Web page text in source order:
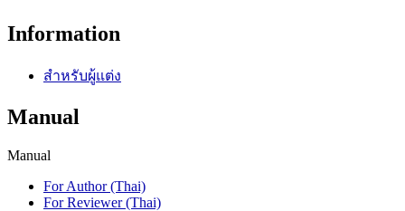
Information
สำหรับผู้แต่ง
Manual
Manual
For Author (Thai)
For Reviewer (Thai)